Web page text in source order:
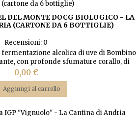
DEL MONTE DOCG BIOLOGICO - LA
(CARTONE DA 6 BOTTIGLIE)
Recensioni: 0
alcolica di uve di Bombino
con profonde sfumature corallo, di
di bacche e note floreali. Versatile, è
aperitivo e da tutto pasto.
Prezzo
0,00 €
Aggiungi al carrello